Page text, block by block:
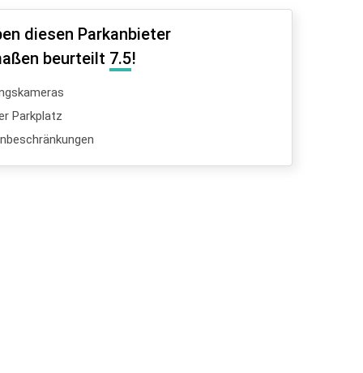
diesen Parkanbieter
beurteilt 7.5!
Parkplatz